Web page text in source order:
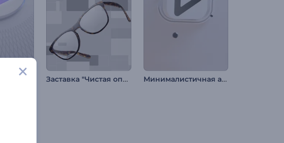
Заставка "Чистая оптика" Минималистичная анимация лого во вращении